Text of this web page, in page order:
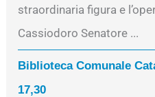
straordinaria figura e
Cassiodoro Senatore ...
Biblioteca Comunale
17,30